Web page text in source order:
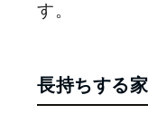
す。
長持ちする